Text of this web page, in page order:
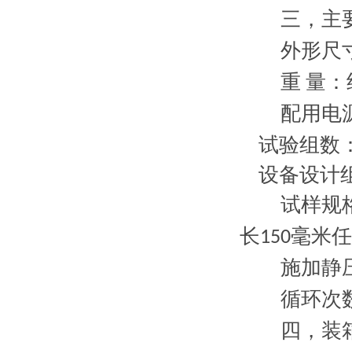
三， 主
外形尺
重 量：
配用电
试验组数
设备设计
试样规
长150毫米
施加静
循环次
四， 装